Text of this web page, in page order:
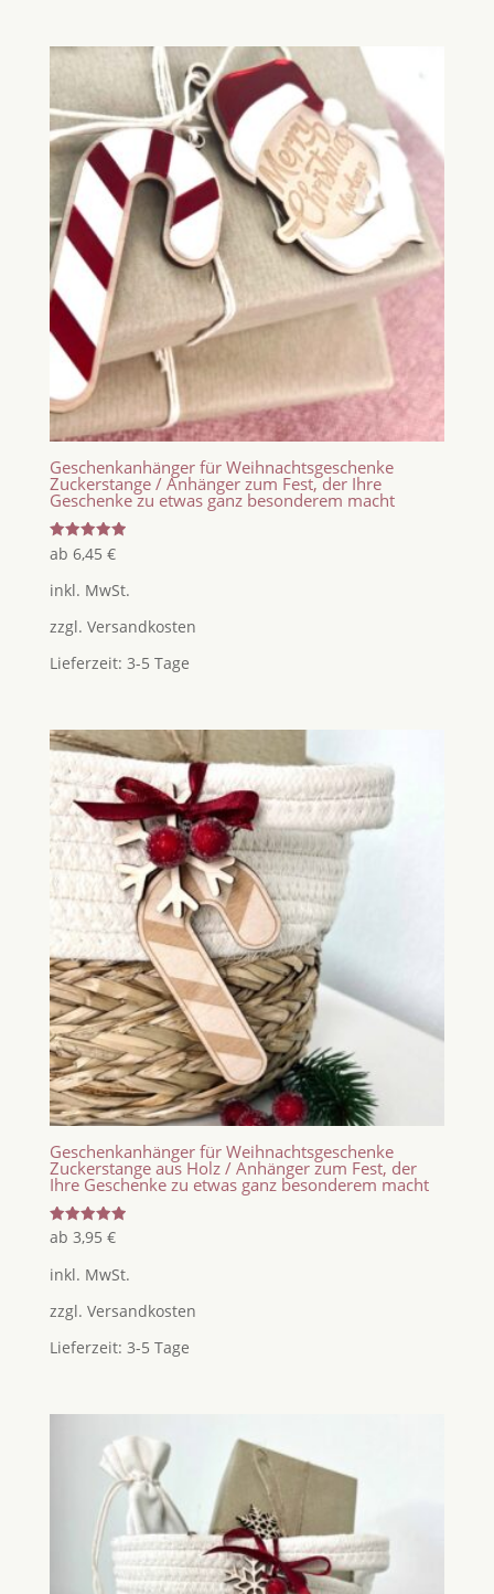
Geschenkanhänger für Weihnachtsgeschenke
Zuckerstange / Anhänger zum Fest, der Ihre
Geschenke zu etwas ganz besonderem macht
Bewertet
mit
von 5
ab 6,45 €
inkl. MwSt.
zzgl. Versandkosten
Lieferzeit: 3-5 Tage
Geschenkanhänger für Weihnachtsgeschenke
Zuckerstange aus Holz / Anhänger zum Fest, der
Ihre Geschenke zu etwas ganz besonderem macht
Bewertet
mit
von 5
ab 3,95 €
inkl. MwSt.
zzgl. Versandkosten
Lieferzeit: 3-5 Tage